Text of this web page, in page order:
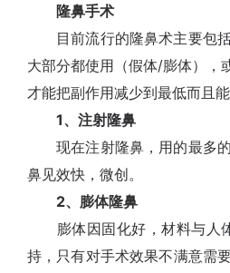
隆鼻手术
目前流行的隆鼻术主要包括
大部分都使用（假体/膨体），
才能把副作用减少到最低而且
1、注射隆鼻
现在注射隆鼻，用的最多的
鼻见效快，微创。
2、膨体隆鼻
膨体因固化好，材料与人体
持，只有对手术效果不满意需